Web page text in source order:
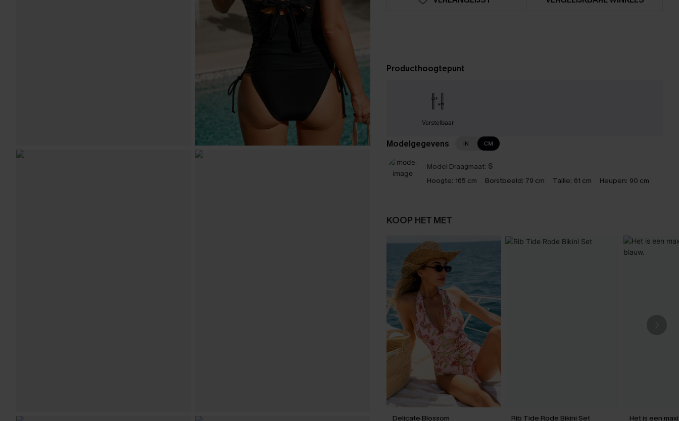
Producthoogtepunt
Verstelbaar
Modelgegevens IN CM
Model Draagmaat: S
Hoogte: 165 cm Borstbeeld: 79 cm Taille: 61 cm Heupen: 90 cm
KOOP HET MET
Delicate Blossom
Rib Tide Rode Bikini Set
Het is een